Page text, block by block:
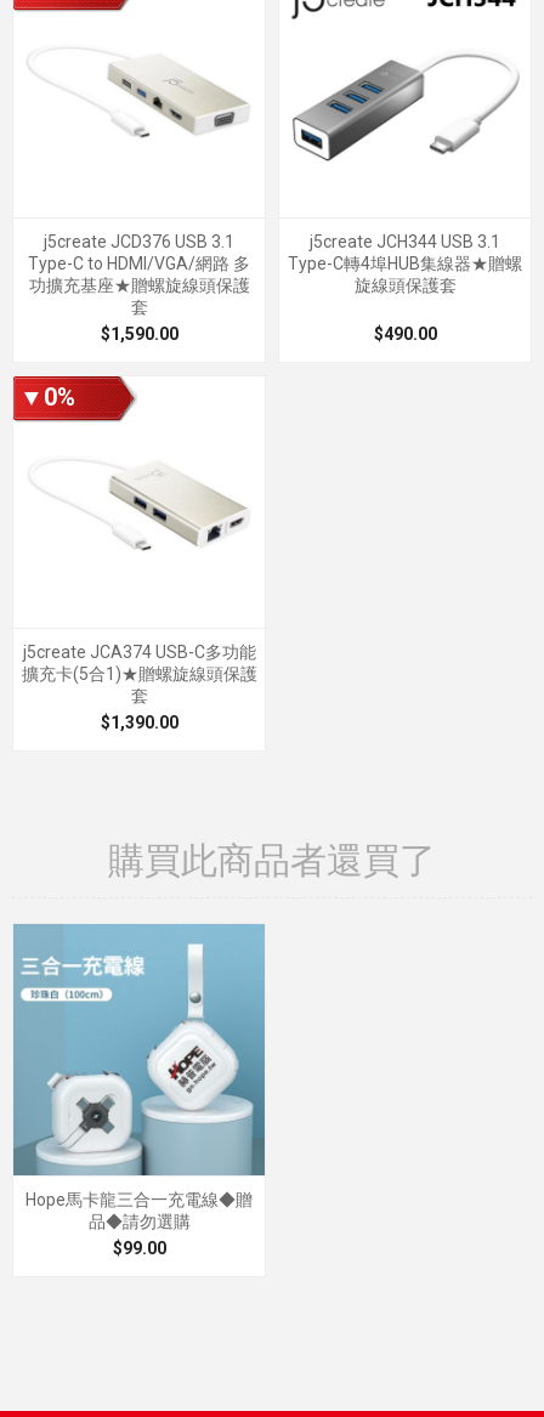
j5create JCD376 USB 3.1
Type-C to HDMI/VGA/網路 多
功擴充基座★贈螺旋線頭保護
套
$1,590.00
j5create JCH344 USB 3.1
Type-C轉4埠HUB集線器★贈螺
旋線頭保護套
$490.00
▼0%
j5create JCA374 USB-C多功能
擴充卡(5合1)★贈螺旋線頭保護
套
$1,390.00
購買此商品者還買了
Hope馬卡龍三合一充電線◆贈
品◆請勿選購
$99.00